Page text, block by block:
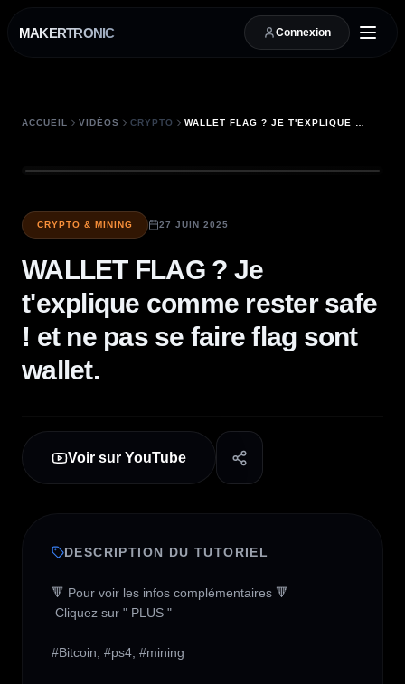
MAKERTRONIC Connexion
ACCUEIL VIDÉOS CRYPTO
CRYPTO & MINING 27 JUIN 2025
WALLET FLAG ? Je
t'explique comme rester safe
! et ne pas se faire flag sont
wallet.
Voir sur YouTube
DESCRIPTION DU TUTORIEL
🔻 Pour voir les infos complémentaires 🔻
#Bitcoin, #ps4, #mining